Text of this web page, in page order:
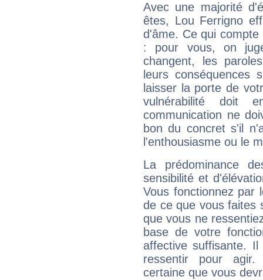
Avec une majorité
êtes, Lou Ferrigno
d'âme. Ce qui
: pour vous, on
changent, les
leurs conséquences
laisser la porte de
vulnérabilité doit
communication ne
bon du concret s'il
l'enthousiasme ou le
La prédominance
sensibilité et
Vous fonctionnez
de ce que vous faites
que vous ne
base de votre
affective suffisante.
ressentir pour agir.
certaine que vous